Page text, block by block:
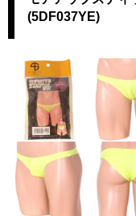
(5DF037YE)